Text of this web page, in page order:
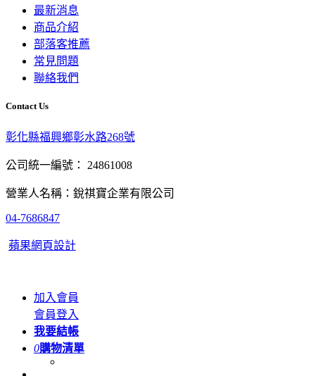
最新消息
商品介紹
部落客推薦
常見問題
聯絡我們
Contact Us
彰化縣福興鄉彰水路268號
公司統一編號： 24861008
營業人名稱：銳祺寶企業有限公司
04-7686847
蘋果網頁設計
加入會員
會員登入
我要結帳
0購物清單